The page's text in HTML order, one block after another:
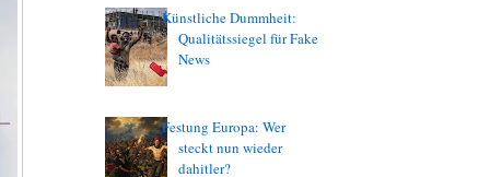
Künstliche Dummheit:
Qualitätssiegel für Fake
News
Festung Europa: Wer
steckt nun wieder
dahitler?